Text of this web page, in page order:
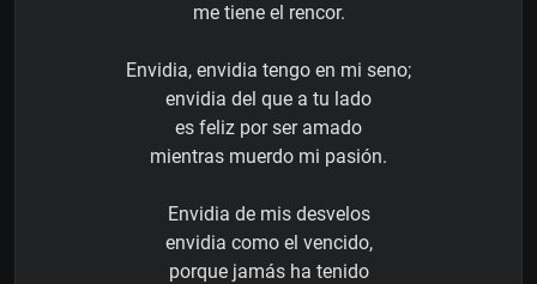
me tiene el rencor.
Envidia, envidia tengo en mi seno;
envidia del que a tu lado
es feliz por ser amado
mientras muerdo mi pasión.
Envidia de mis desvelos
envidia como el vencido,
porque jamás ha tenido